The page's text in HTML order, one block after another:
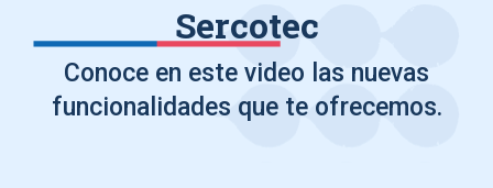
Sercotec
Conoce en este video las nuevas
funcionalidades que te ofrecemos.